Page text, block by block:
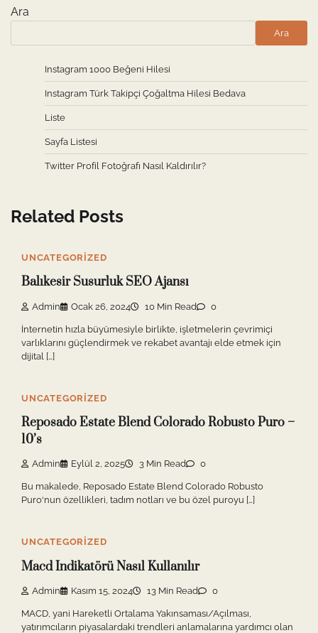
Ara
Ara
Instagram 1000 Beğeni Hilesi
Instagram Türk Takipçi Çoğaltma Hilesi Bedava
Liste
Sayfa Listesi
Twitter Profil Fotoğrafı Nasıl Kaldırılır?
Related Posts
UNCATEGORIZED
Balıkesir Susurluk SEO Ajansı
Admin Ocak 26, 2024 10 Min Read 0
İnternetin hızla büyümesiyle birlikte, işletmelerin çevrimiçi
varlıklarını güçlendirmek ve rekabet avantajı elde etmek için
dijital […]
UNCATEGORIZED
Reposado Estate Blend Colorado Robusto Puro –
10’s
Admin Eylül 2, 2025 3 Min Read 0
Bu makalede, Reposado Estate Blend Colorado Robusto
Puro‘nun özellikleri, tadım notları ve bu özel puroyu […]
UNCATEGORIZED
Macd Indikatörü Nasıl Kullanılır
Admin Kasım 15, 2024 13 Min Read 0
MACD, yani Hareketli Ortalama Yakınsaması/Açılması,
yatırımcıların piyasalardaki trendleri anlamalarına yardımcı olan